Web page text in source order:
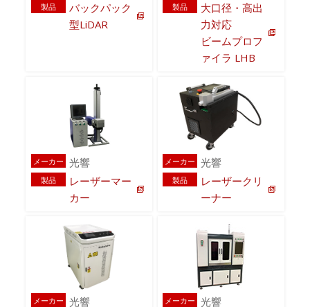
製品
バックパック
型LiDAR
製品
大口径・高出
力対応
ビームプロフ
ァイラ LHB
メーカー 光響
製品
レーザーマー
カー
メーカー 光響
製品
レーザークリ
ーナー
メーカー 光響 メーカー 光響